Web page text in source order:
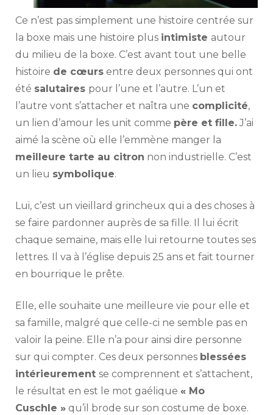
Ce n’est pas simplement une histoire centrée sur
la boxe mais une histoire plus intimiste autour
du milieu de la boxe. C’est avant tout une belle
histoire de cœurs entre deux personnes qui ont
été salutaires pour l’une et l’autre. L’un et
l’autre vont s’attacher et naîtra une complicité,
un lien d’amour les unit comme père et fille.J’ai
aimé la scène où elle l’emmène manger la
meilleure tarte au citron non industrielle. C’est
un lieu symbolique.
Lui, c’est un vieillard grincheux qui a des choses à
se faire pardonner auprès de sa fille. Il lui écrit
chaque semaine, mais elle lui retourne toutes ses
lettres. Il va à l’église depuis 25 ans et fait tourner
en bourrique le prête.
Elle, elle souhaite une meilleure vie pour elle et
sa famille, malgré que celle-ci ne semble pas en
valoir la peine. Elle n’a pour ainsi dire personne
sur qui compter. Ces deux personnes blessées
intérieurement se comprennent et s’attachent,
le résultat en est le mot gaélique « Mo
Cuschle » qu’il brode sur son costume de boxe.